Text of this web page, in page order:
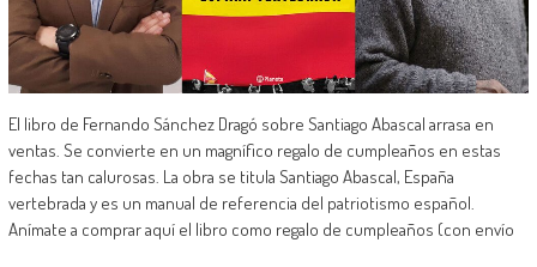
El libro de Fernando Sánchez Dragó sobre Santiago Abascal arrasa en
ventas. Se convierte en un magnífico regalo de cumpleaños en estas
fechas tan calurosas. La obra se titula Santiago Abascal, España
vertebrada y es un manual de referencia del patriotismo español.
Anímate a comprar aquí el libro como regalo de cumpleaños (con envío